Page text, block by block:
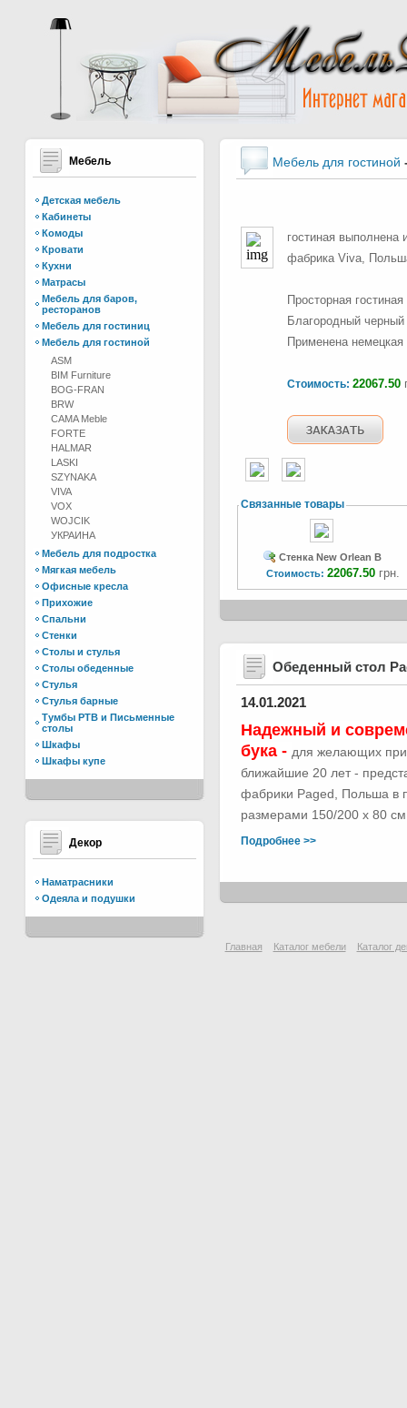
Мебель
Детская мебель
Кабинеты
Комоды
Кровати
Кухни
Матрасы
Мебель для баров,
ресторанов
Мебель для гостиниц
Мебель для гостиной
ASM
BIM Furniture
BOG-FRAN
BRW
CAMA Meble
FORTE
HALMAR
LASKI
SZYNAKA
VIVA
VOX
WOJCIK
УКРАИНА
Мебель для подростка
Мягкая мебель
Офисные кресла
Прихожие
Спальни
Стенки
Столы и стулья
Столы обеденные
Стулья
Стулья барные
Тумбы РТВ и Письменные
столы
Шкафы
Шкафы купе
Декор
Наматрасники
Одеяла и подушки
Мебель для гостиной
гостиная
фабрика Viva,
Просторная
Благородный
Применена
Стоимость: 22067.50
Связанные товары
Стенка New Orlean B
Стоимость: 22067.50 грн.
Обеденный стол
14.01.2021
Надежный и
бука - для желающих
ближайшие 20 лет -
фабрики Paged, Польша в
размерами 150/200 х 80
Подробнее >>
Главная Каталог мебели Каталог